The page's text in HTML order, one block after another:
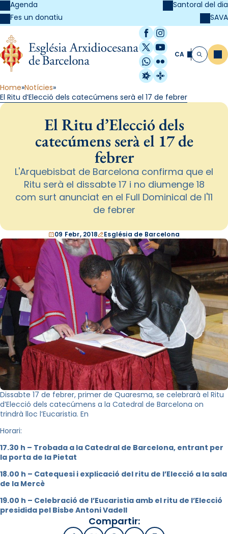
Agenda
Fes un donatiu
Santoral del dia
SAVA
Facebook
Instagram
X / Twitter
YouTube
WhatsApp
Flickr
Radio Estel
Catalunya
CA Cerca
Home Notícies
El Ritu d’Elecció dels catecúmens serà el 17 de febrer
El Ritu d’Elecció dels
catecúmens serà el 17 de
febrer
L'Arquebisbat de Barcelona confirma que el
Ritu serà el dissabte 17 i no diumenge 18
com surt anunciat en el Full Dominical de l'11
de febrer
09 Febr, 2018 Església de Barcelona
Dissabte 17 de febrer, primer de Quaresma, se celebrarà el Ritu
d’Elecció dels catecúmens a la Catedral de Barcelona on
trindrà lloc l’Eucaristia. En
Horari:
17.30 h – Trobada a la Catedral de Barcelona, entrant per
la porta de la Pietat
18.00 h – Catequesi i explicació del ritu de l’Elecció a la sala
de la Mercè
19.00 h – Celebració de l’Eucaristia amb el ritu de l’Elecció
presidida pel Bisbe Antoni Vadell
Compartir: